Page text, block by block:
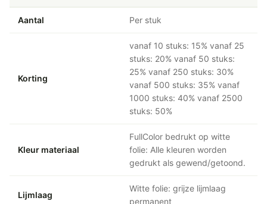
Aantal Per stuk
Korting
vanaf 10 stuks: 15% vanaf 25
stuks: 20% vanaf 50 stuks:
25% vanaf 250 stuks: 30%
vanaf 500 stuks: 35% vanaf
1000 stuks: 40% vanaf 2500
stuks: 50%
Kleur materiaal
FullColor bedrukt op witte
folie: Alle kleuren worden
gedrukt als gewend/getoond.
Lijmlaag
Witte folie: grijze lijmlaag
permanent